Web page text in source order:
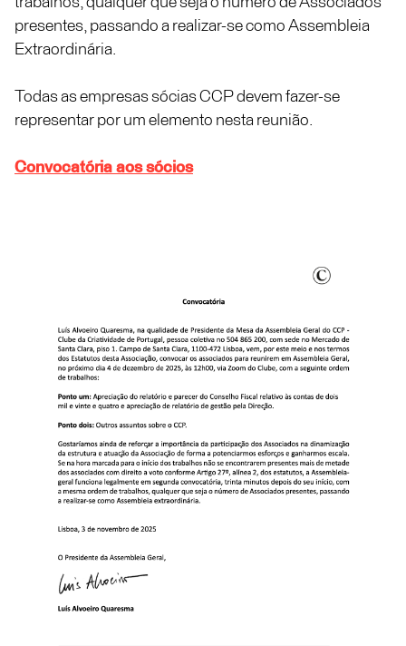
presentes, passando a realizar-se como Assembleia
Extraordinária.
Todas as empresas sócias CCP devem fazer-se
representar por um elemento nesta reunião.
Convocatória aos sócios